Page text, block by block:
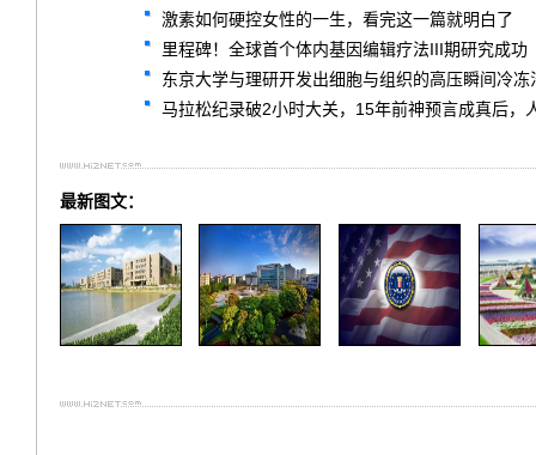
激素如何硬控女性的一生，看完这一篇就明白了
里程碑！全球首个体内基因编辑疗法III期研究成功
东京大学与理研开发出细胞与组织的高压瞬间冷
马拉松纪录破2小时大关，15年前神预言成真后，
最新图文：